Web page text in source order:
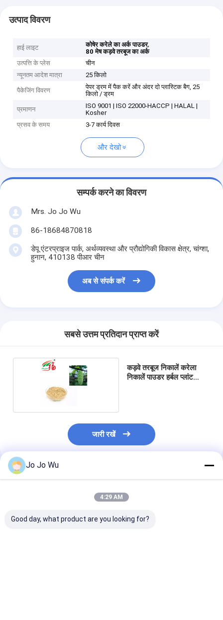
उत्पाद विवरण
हाई लाइट कोषेर करेले का अर्क पाउडर,
80 मेष कड़वे तरबूज का अर्क
उत्पत्ति के प्लेस
चीन
न्यूनतम आदेश मात्रा
25 किलो
पैकेजिंग विवरण
पेपर ड्रम में पैक करें और अंदर दो प्लास्टिक बैग, 25
किलो / ड्रम
प्रमाणन
ISO 9001 | ISO 22000-HACCP | HALAL |
Kosher
प्रसव के समय
3-7 कार्य दिवस
और देखो
सम्पर्क करने का विवरण
Mrs. Jo Jo Wu
86-18684870818
डेपू एंटरप्राइज पार्क, अर्थव्यवस्था और प्रौद्योगिकी विकास क्षेत्र, चांग्शा,
हुनान, 410138 पीआर चीन
अब से संपर्क करें
सबसे उत्तम प्रतिदान प्राप्त करें
कड़वे तरबूज निकालें करेला
निकालें पाउडर हर्बल प्लांट
जारी रखें
अनुशंसित उत्पाद
Jo Jo Wu
4:29 AM
Good day, what product are you looking for?